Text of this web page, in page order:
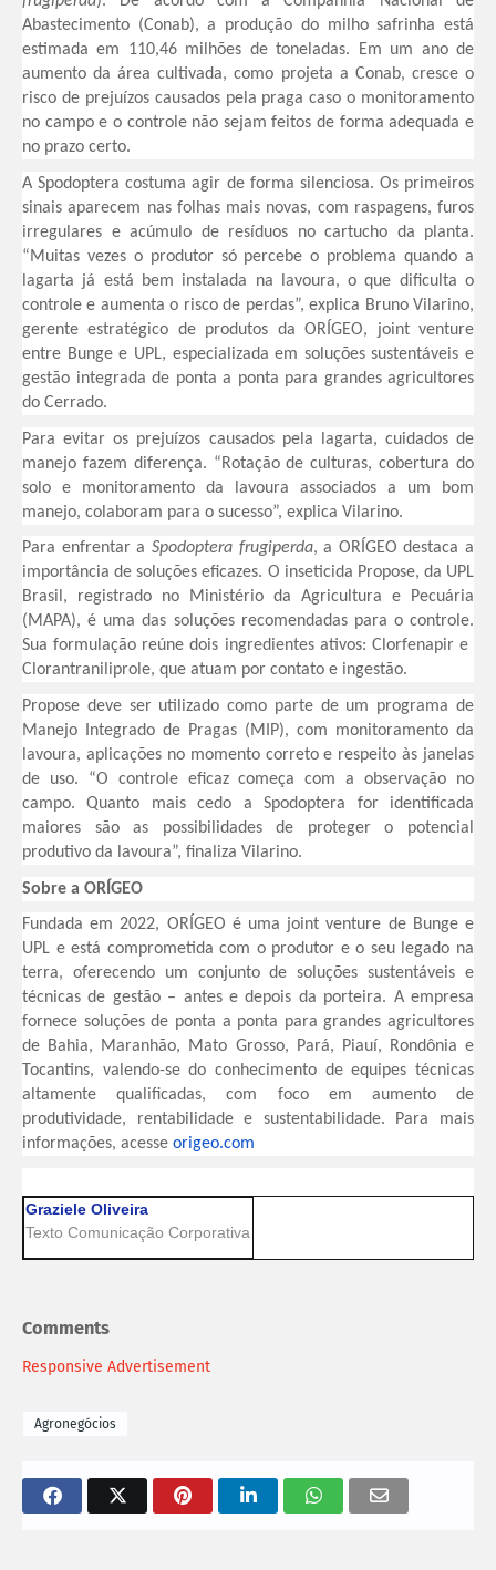
Abastecimento (Conab), a produção do milho safrinha está
estimada em 110,46 milhões de toneladas. Em um ano de
aumento da área cultivada, como projeta a Conab, cresce o
risco de prejuízos causados pela praga caso o monitoramento
no campo e o controle não sejam feitos de forma adequada e
no prazo certo.
A Spodoptera costuma agir de forma silenciosa. Os primeiros
sinais aparecem nas folhas mais novas, com raspagens, furos
irregulares e acúmulo de resíduos no cartucho da planta.
“Muitas vezes o produtor só percebe o problema quando a
lagarta já está bem instalada na lavoura, o que dificulta o
controle e aumenta o risco de perdas”, explica Bruno Vilarino,
gerente estratégico de produtos da ORÍGEO, joint venture
entre Bunge e UPL, especializada em soluções sustentáveis e
gestão integrada de ponta a ponta para grandes agricultores
do Cerrado.
Para evitar os prejuízos causados pela lagarta, cuidados de
manejo fazem diferença. “Rotação de culturas, cobertura do
solo e monitoramento da lavoura associados a um bom
manejo, colaboram para o sucesso”, explica Vilarino.
Para enfrentar a Spodoptera frugiperda, a ORÍGEO destaca a
importância de soluções eficazes. O inseticida Propose, da UPL
Brasil, registrado no Ministério da Agricultura e Pecuária
(MAPA), é uma das soluções recomendadas para o controle.
Sua formulação reúne dois ingredientes ativos: Clorfenapir e
Clorantraniliprole, que atuam por contato e ingestão.
Propose deve ser utilizado como parte de um programa de
Manejo Integrado de Pragas (MIP), com monitoramento da
lavoura, aplicações no momento correto e respeito às janelas
de uso. “O controle eficaz começa com a observação no
campo. Quanto mais cedo a Spodoptera for identificada
maiores são as possibilidades de proteger o potencial
produtivo da lavoura”, finaliza Vilarino.
Sobre a ORÍGEO
Fundada em 2022, ORÍGEO é uma joint venture de Bunge e
UPL e está comprometida com o produtor e o seu legado na
terra, oferecendo um conjunto de soluções sustentáveis e
técnicas de gestão – antes e depois da porteira. A empresa
fornece soluções de ponta a ponta para grandes agricultores
de Bahia, Maranhão, Mato Grosso, Pará, Piauí, Rondônia e
Tocantins, valendo-se do conhecimento de equipes técnicas
altamente qualificadas, com foco em aumento de
produtividade, rentabilidade e sustentabilidade. Para mais
informações, acesse origeo.com
Graziele Oliveira
Texto Comunicação Corporativa
Comments
Responsive Advertisement
Agronegócios